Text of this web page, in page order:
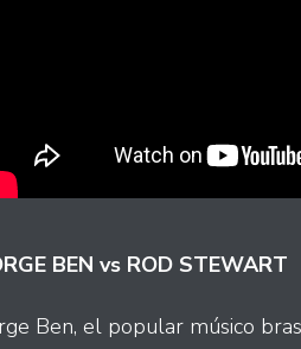
BEN vs ROD STEWART
Ben, el popular músico